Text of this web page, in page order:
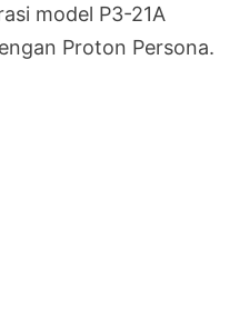
model P3-21A
Proton Persona.